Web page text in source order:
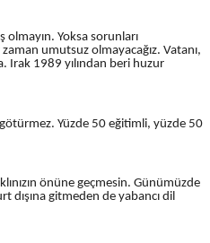
Yoksa sorunları
umutsuz olmayacağız. Vatanı,
Irak 1989 yılından beri huzur
götürmez. Yüzde 50 eğitimli, yüzde 50
önüne geçmesin. Günümüzde
gitmeden de yabancı dil